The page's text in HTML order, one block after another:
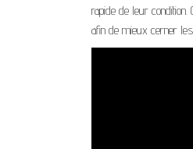
rapide de leur
afin de mieux cerner